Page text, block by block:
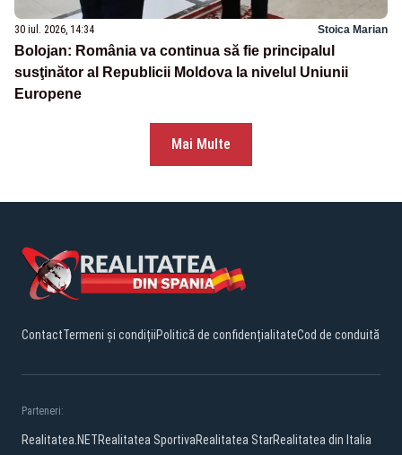
30 iul. 2026, 14:34 Stoica Marian
Bolojan: România va continua să fie principalul
susţinător al Republicii Moldova la nivelul Uniunii
Europene
Mai Multe
ContactTermeni și condițiiPolitică de confidențialitateCod de conduită
Parteneri:
Realitatea.NETRealitatea SportivaRealitatea StarRealitatea din Italia